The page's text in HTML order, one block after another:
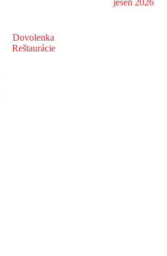
Dovolenka
Reštaurácie